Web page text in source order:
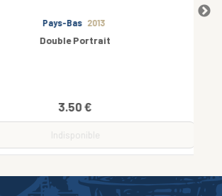
Pays-Bas 2013
Double Portrait
3.50 €
Indisponible